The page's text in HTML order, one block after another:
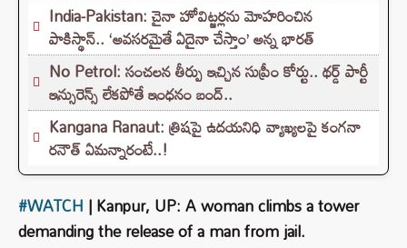
India-Pakistan: చైనా హోవిట్జర్లను మోహరించిన
పాకిస్థాన్.. ‘అవసరమైతే ఏదైనా చేస్తాం’ అన్న భారత్
No Petrol: సంచలన తీర్పు ఇచ్చిన సుప్రీం కోర్టు.. థర్డ్ పార్టీ
ఇన్సురెన్స్ లేకపోతే ఇంధనం బంద్..
Kangana Ranaut: త్రిషపై ఉదయనిధి వ్యాఖ్యలపై కంగనా
రనౌత్ ఏమన్నారంటే..!
#WATCH | Kanpur, UP: A woman climbs a tower
demanding the release of a man from jail.